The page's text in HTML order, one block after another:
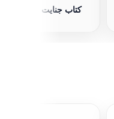
کتاب جنایت مزرعه